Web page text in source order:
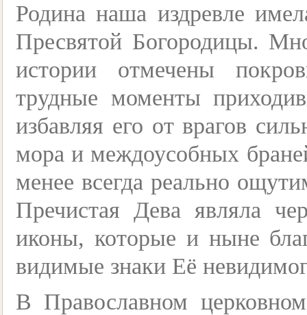
Родина наша издревле
Пресвятой Богородицы.
истории отмечены
трудные моменты
избавляя его от врагов
мора и междоусобных
менее всегда реально
Пречистая Дева являла
иконы, которые и ныне
видимые знаки Её
В Православном